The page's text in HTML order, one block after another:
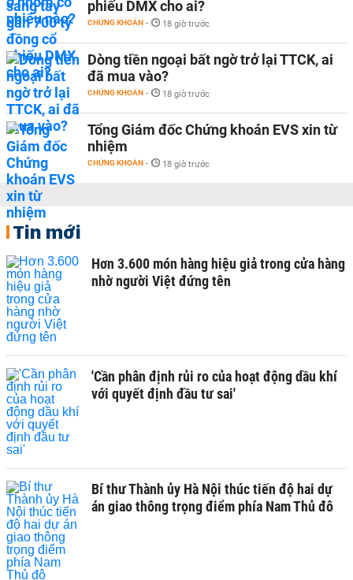
phiếu DMX cho ai?
CHỨNG KHOÁN - 18 giờ trước
Dòng tiền ngoại bất ngờ trở lại TTCK, ai
đã mua vào?
CHỨNG KHOÁN - 18 giờ trước
Tổng Giám đốc Chứng khoán EVS xin từ
nhiệm
CHỨNG KHOÁN - 18 giờ trước
Tin mới
Hơn 3.600 món hàng hiệu giả trong cửa hàng
nhờ người Việt đứng tên
'Cần phân định rủi ro của hoạt động dầu khí
với quyết định đầu tư sai'
Bí thư Thành ủy Hà Nội thúc tiến độ hai dự
án giao thông trọng điểm phía Nam Thủ đô